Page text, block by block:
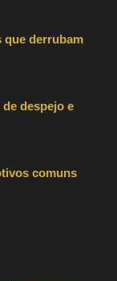
que derrubam
despejo e
comuns